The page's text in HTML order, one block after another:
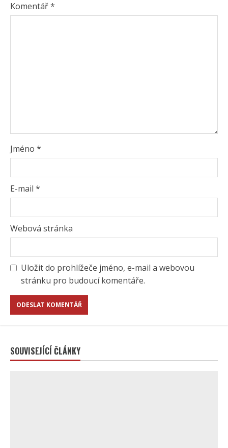
Komentář*
Jméno *
E-mail *
Webová stránka
Uložit do prohlížeče jméno, e-mail a webovou
stránku pro budoucí komentáře.
SOUVISEJÍCÍ ČLÁNKY